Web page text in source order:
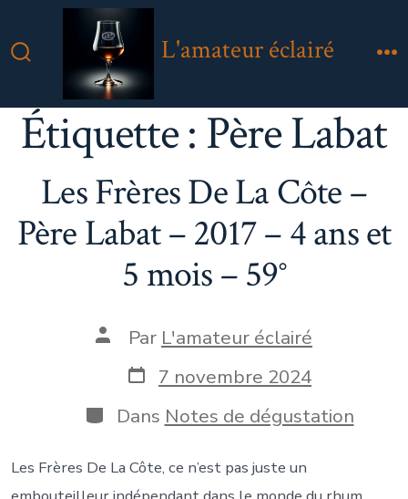
au
Bascule
Rechercher
L'amateur éclairé
Étiquette : Père Labat
Les Frères De La Côte –
Père Labat – 2017 – 4 ans et
5 mois – 59°
Auteur
publication
Par L'amateur éclairé
Date
de
publication
7 novembre 2024
Catégories
Dans Notes de dégustation
Les Frères De La Côte, ce n’est pas juste un